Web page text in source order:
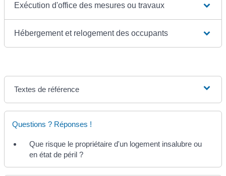
Exécution d'office des mesures ou travaux
Hébergement et relogement des occupants
Textes de référence
Questions ? Réponses !
Que risque le propriétaire d'un logement insalubre ou
en état de péril ?